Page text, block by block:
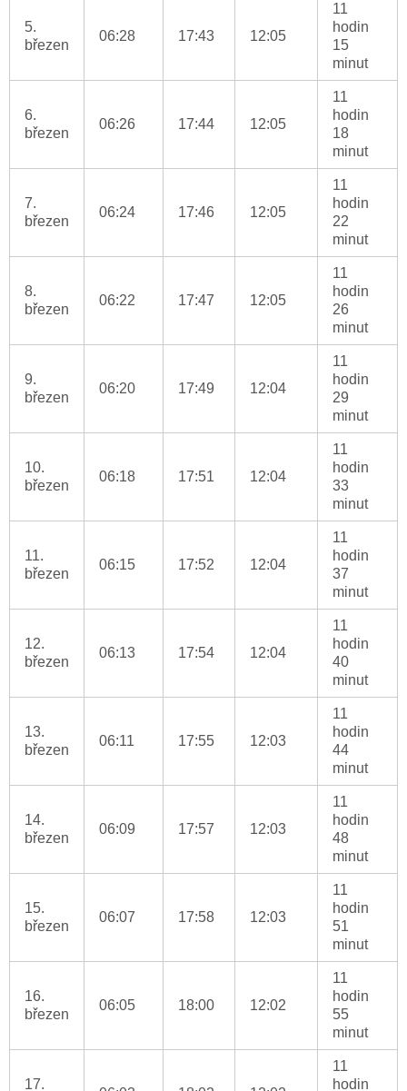
5.
březen
06:28 17:43 12:05
11
hodin
15
minut
6.
březen
06:26 17:44 12:05
11
hodin
18
minut
7.
březen
06:24 17:46 12:05
11
hodin
22
minut
8.
březen
06:22 17:47 12:05
11
hodin
26
minut
9.
březen
06:20 17:49 12:04
11
hodin
29
minut
10.
březen
06:18 17:51 12:04
11
hodin
33
minut
11.
březen
06:15 17:52 12:04
11
hodin
37
minut
12.
březen
06:13 17:54 12:04
11
hodin
40
minut
13.
březen
06:11 17:55 12:03
11
hodin
44
minut
14.
březen
06:09 17:57 12:03
11
hodin
48
minut
15.
březen
06:07 17:58 12:03
11
hodin
51
minut
16.
březen
06:05 18:00 12:02
11
hodin
55
minut
17.
11
hodin